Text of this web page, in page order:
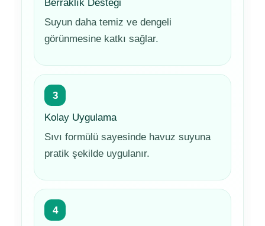
Berraklık Desteği
Suyun daha temiz ve dengeli
görünmesine katkı sağlar.
3
Kolay Uygulama
Sıvı formülü sayesinde havuz suyuna
pratik şekilde uygulanır.
4